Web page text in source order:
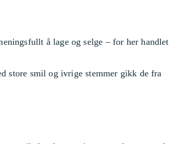
å lage og selge – for her handlet
store smil og ivrige stemmer gikk de fra